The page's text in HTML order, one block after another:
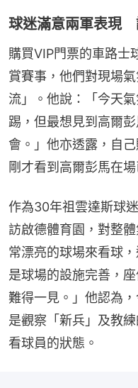
球迷滿意兩軍表現
購買VIP門票的車路士
賞賽事，他們對現場
流」。他說：「今天
踢，但最想見到高爾
會。」他亦透露，自
剛才看到高爾彭馬在
作為30年祖雲達斯球
訪啟德體育園，對整
常漂亮的球場來看球
是球場的設施完善，
難得一見。」他認為
是觀察「新兵」及教
看球員的狀態。